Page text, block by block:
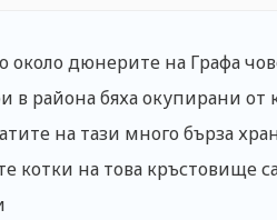
около дюнерите на Графа
в района бяха окупирани
на тази много бърза
котки на това кръстовище